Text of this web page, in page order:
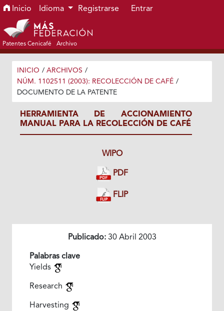
Ir al menú de navegación principal
Ir al contenido principal
Ir al pie de página del sitio
Inicio Idioma Registrarse Entrar
Patentes Cenicafé Archivo
INICIO / ARCHIVOS /
NÚM. 1102511 (2003): RECOLECCIÓN DE CAFÉ /
DOCUMENTO DE LA PATENTE
HERRAMIENTA DE ACCIONAMIENTO
MANUAL PARA LA RECOLECCIÓN DE CAFÉ
WIPO
PDF
FLIP
Publicado:30 Abril 2003
Palabras clave
Yields
Research
Harvesting